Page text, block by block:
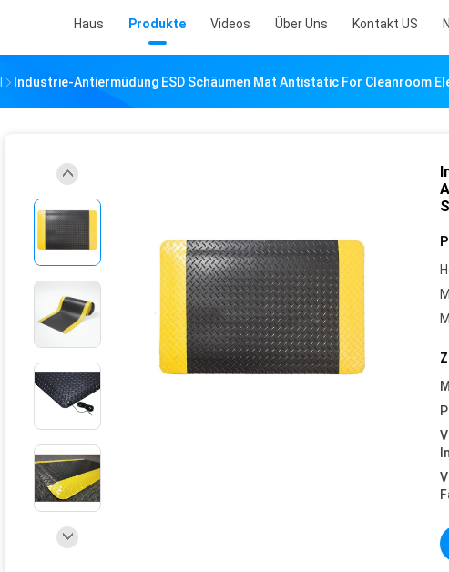
Haus Produkte Videos Über Uns Kontakt US
Industrie-Antiermüdung ESD Schäumen Mat Antistatic For Cleanroom